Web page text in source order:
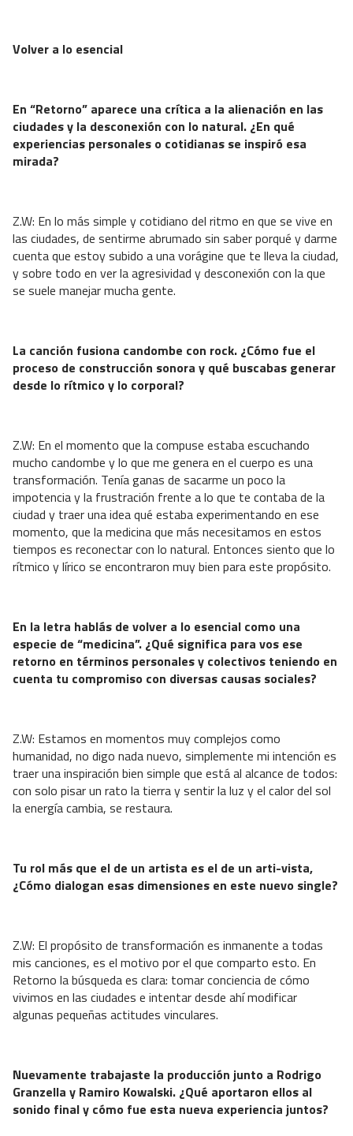
Volver a lo esencial
En “Retorno” aparece una crítica a la alienación en las
ciudades y la desconexión con lo natural. ¿En qué
experiencias personales o cotidianas se inspiró esa
mirada?
Z.W: En lo más simple y cotidiano del ritmo en que se vive en
las ciudades, de sentirme abrumado sin saber porqué y darme
cuenta que estoy subido a una vorágine que te lleva la ciudad,
y sobre todo en ver la agresividad y desconexión con la que
se suele manejar mucha gente.
La canción fusiona candombe con rock. ¿Cómo fue el
proceso de construcción sonora y qué buscabas generar
desde lo rítmico y lo corporal?
Z.W: ⁠En el momento que la compuse estaba escuchando
mucho candombe y lo que me genera en el cuerpo es una
transformación. Tenía ganas de sacarme un poco la
impotencia y la frustración frente a lo que te contaba de la
ciudad y traer una idea qué estaba experimentando en ese
momento, que la medicina que más necesitamos en estos
tiempos es reconectar con lo natural. Entonces siento que lo
rítmico y lírico se encontraron muy bien para este propósito.
En la letra hablás de volver a lo esencial como una
especie de “medicina”. ¿Qué significa para vos ese
retorno en términos personales y colectivos teniendo en
cuenta tu compromiso con diversas causas sociales?
Z.W: ⁠Estamos en momentos muy complejos como
humanidad, no digo nada nuevo, simplemente mi intención es
traer una inspiración bien simple que está al alcance de todos:
con solo pisar un rato la tierra y sentir la luz y el calor del sol
la energía cambia, se restaura.
Tu rol más que el de un artista es el de un arti-vista,
¿Cómo dialogan esas dimensiones en este nuevo single?
Z.W: El propósito de transformación es inmanente a todas
mis canciones, es el motivo por el que comparto esto. En
Retorno la búsqueda es clara: tomar conciencia de cómo
vivimos en las ciudades e intentar desde ahí modificar
algunas pequeñas actitudes vinculares.
Nuevamente trabajaste la producción junto a Rodrigo
Granzella y Ramiro Kowalski. ¿Qué aportaron ellos al
sonido final y cómo fue esta nueva experiencia juntos?